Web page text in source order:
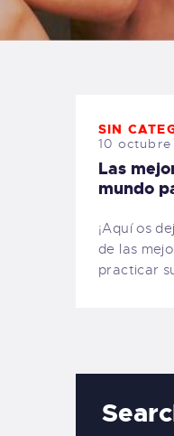
TIENDA
WEBCAM
SIN
10 octubre
Las
mundo
¡Aquí os
de las
practicar